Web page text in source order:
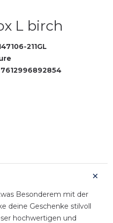
L birch
211GL
7612996892854
Besonderem mit der
deine Geschenke stilvoll
hochwertigen und